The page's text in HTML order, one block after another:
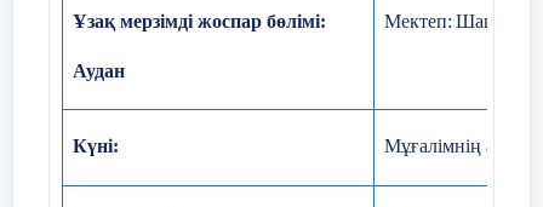
- үшбұрыштың ауданы формулаларын
қорытып шығару және қолдану
Ғалымдар суреті арқылы топтарға
1-топ « ПИФАГОР»
Ұзақ мерзімді жоспар бөлімі:
Аудан
Мектеп: Шаш-төбе
Күні: Мұғалімнің аты-